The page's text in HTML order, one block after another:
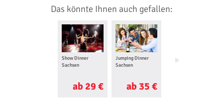
Das könnte Ihnen auch gefallen:
Show Dinner
Sachsen
ab 29 €
Jumping Dinner
Sachsen
ab 35 €
Comedy Dinner